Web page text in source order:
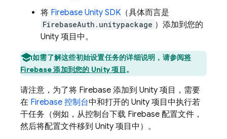
将 Firebase Unity SDK （具体而言是
FirebaseAuth.unitypackage ）添加到您的
Unity 项目中。
如需了解这些初始设置任务的详细说明，请参阅将
Firebase 添加到您的 Unity 项目。
请注意，为了将 Firebase 添加到 Unity 项目，需要
在 Firebase 控制台中和打开的 Unity 项目中执行若
干任务（例如，从控制台下载 Firebase 配置文件，
然后将配置文件移到 Unity 项目中）。